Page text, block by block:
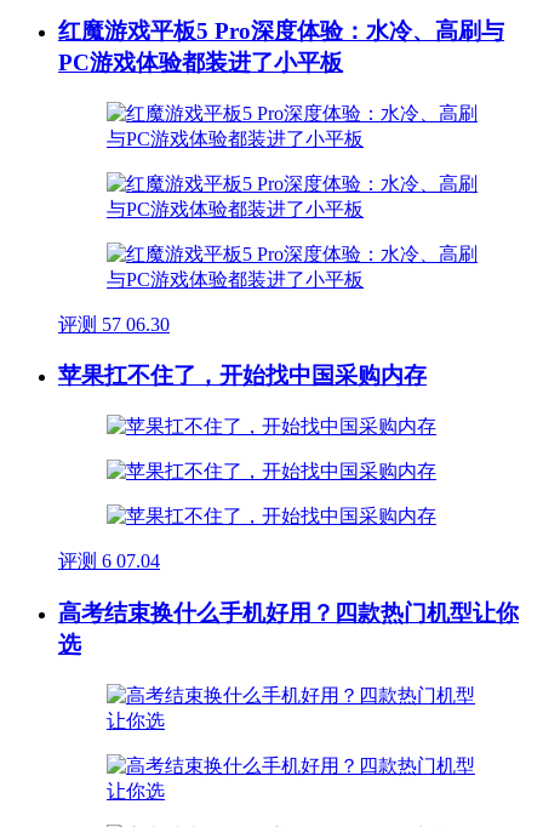
红魔游戏平板5 Pro深度体验：水冷、高刷与
PC游戏体验都装进了小平板
评测 57 06.30
苹果扛不住了，开始找中国采购内存
评测 6 07.04
高考结束换什么手机好用？四款热门机型让你
选